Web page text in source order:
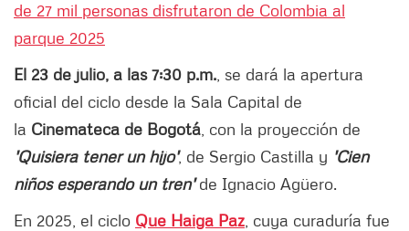
de 27 mil personas disfrutaron de Colombia al
parque 2025
El 23 de julio, a las 7:30 p.m. , se dará la apertura
oficial del ciclo desde la Sala Capital de
la Cinemateca de Bogotá , con la proyección de
'Quisiera tener un hijo', de Sergio Castilla y 'Cien
niños esperando un tren'de Ignacio Agüero.
En 2025, el ciclo Que Haiga Paz , cuya curaduría fue